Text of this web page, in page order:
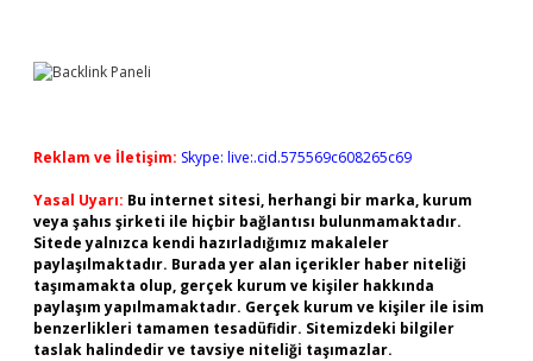
Reklam ve İletişim: Skype: live:.cid.575569c608265c69
Yasal Uyarı: Bu internet sitesi, herhangi bir marka, kurum
veya şahıs şirketi ile hiçbir bağlantısı bulunmamaktadır.
Sitede yalnızca kendi hazırladığımız makaleler
paylaşılmaktadır. Burada yer alan içerikler haber niteliği
taşımamakta olup, gerçek kurum ve kişiler hakkında
paylaşım yapılmamaktadır. Gerçek kurum ve kişiler ile isim
benzerlikleri tamamen tesadüfidir. Sitemizdeki bilgiler
taslak halindedir ve tavsiye niteliği taşımazlar.